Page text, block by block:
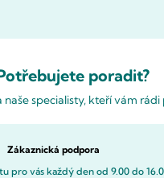
poradit?
specialisty, kteří vám rádi
Zákaznická podpora
pro vás každý den od 9.00 do